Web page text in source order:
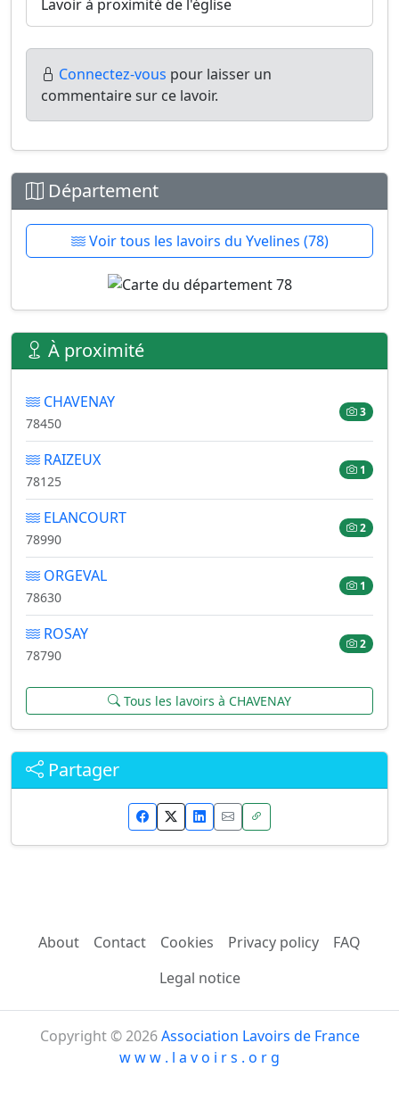
Lavoir à proximité de l'église
Connectez-vous pour laisser un
commentaire sur ce lavoir.
Département
Voir tous les lavoirs du Yvelines (78)
À proximité
CHAVENAY
78450
3
RAIZEUX
78125
1
ELANCOURT
78990
2
ORGEVAL
78630
1
ROSAY
78790
2
Tous les lavoirs à CHAVENAY
Partager
About Contact Cookies Privacy policy
FAQ
Legal notice
Copyright © 2026Association Lavoirs de France
w w w . l a v o i r s . o r g